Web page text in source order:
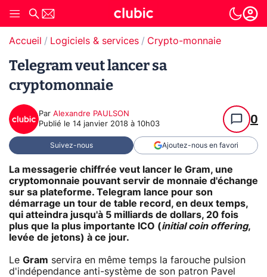
Accueil Logiciels & services Crypto-monnaie
Telegram veut lancer sa
cryptomonnaie
Par Alexandre PAULSON
Publié le 14 janvier 2018 à 10h03 0
Suivez-nous Ajoutez-nous en favori
La messagerie chiffrée veut lancer le Gram, une
cryptomonnaie pouvant servir de monnaie d'échange
sur sa plateforme. Telegram lance pour son
démarrage un tour de table record, en deux temps,
qui atteindra jusqu'à 5 milliards de dollars, 20 fois
plus que la plus importante ICO (initial coin offering,
levée de jetons) à ce jour.
Le Gram servira en même temps la farouche pulsion
d'indépendance anti-système de son patron Pavel